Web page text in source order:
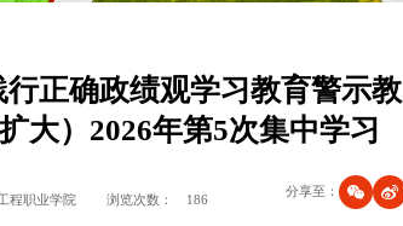
正确政绩观学习教育警示教
大）2026年第5次集中学习
程职业学院 浏览次数： 186
分享至：